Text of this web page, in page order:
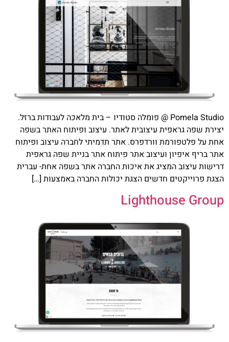
Pomela Studio @ פומלה סטודיו – בית מלאכה לעבודות ברזל.
יצירת שפה גראפית עיצובית לאתר. עיצוב ופיתוח האתר בשפה
אחת על פלטפורמת וורדפרס. אתר תדמיתי לחברה עיצוב ופיתוח
אתר בריף איפיון ועיצוב אתר פיתוח אתר בניית שפה גראפית
דרישות עיצוב המציג את איכות החברה אתר בשפה אחת- עברית
הצגת פרוייקטים חדשים הצגת יכולות החברה באמצעות […]
Lighthouse Group